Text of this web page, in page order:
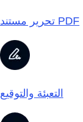
تحرير مستند PDF
التعبئة والتوقيع